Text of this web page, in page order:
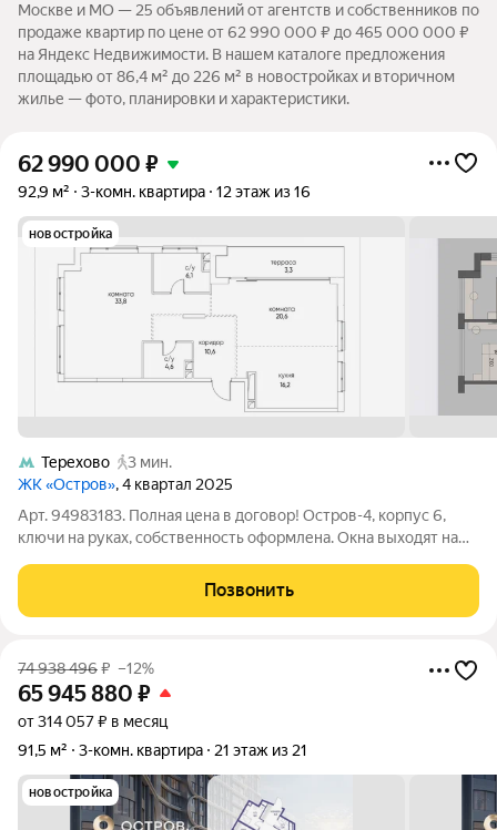
Москве и МО — 25 объявлений от агентств и собственников по
продаже квартир по цене от 62 990 000 ₽ до 465 000 000 ₽
на Яндекс Недвижимости. В нашем каталоге предложения
площадью от 86,4 м² до 226 м² в новостройках и вторичном
жилье — фото, планировки и характеристики.
62 990 000 ₽
92,9 м² 3-комн. квартира 12 этаж из 16
новостройка
Терехово
3 мин.
ЖК «Остров», 4 квартал 2025
Арт. 94983183. Полная цена в договор! Остров-4, корпус 6,
ключи на руках, собственность оформлена. Окна выходят на
пешеходный мост через реку. Уютная евро 3х-комнатная
квартира с террасой в
Позвонить
74 938 496₽ –12%
65 945 880 ₽
от 314 057 ₽ в месяц
91,5 м²
3-комн. квартира 21 этаж из 21
новостройка